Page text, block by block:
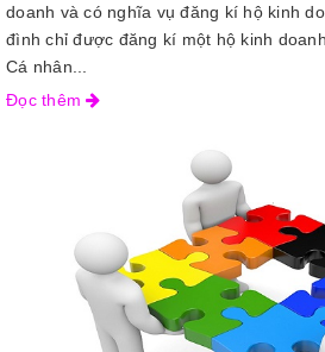
doanh và có nghĩa vụ đăng kí hộ kinh
đình chỉ được đăng kí một hộ kinh
Cá nhân...
Đọc thêm